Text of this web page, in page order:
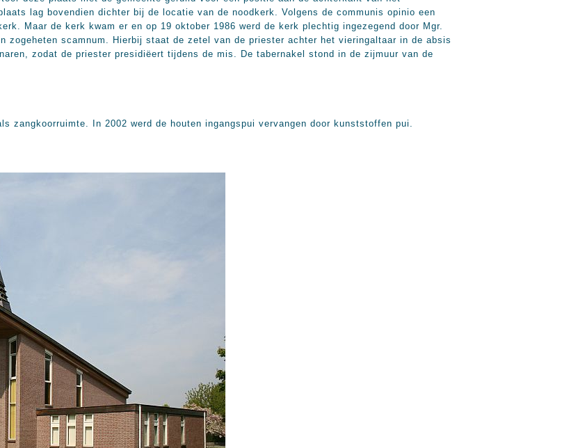
lag bovendien dichter bij de locatie van de noodkerk. Volgens de communis opinio een
Maar de kerk kwam er en op 19 oktober 1986 werd de kerk plechtig ingezegend door Mgr.
zogeheten scamnum. Hierbij staat de zetel van de priester achter het vieringaltaar in de absis
zodat de priester presidiëert tijdens de mis. De tabernakel stond in de zijmuur van de
zangkoorruimte. In 2002 werd de houten ingangspui vervangen door kunststoffen pui.